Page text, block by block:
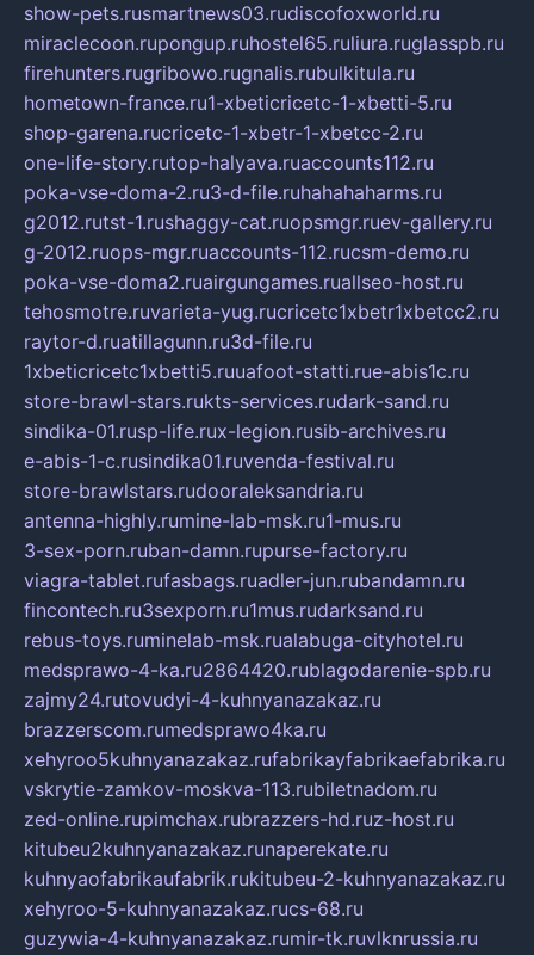
show-pets.rusmartnews03.rudiscofoxworld.ru
miraclecoon.rupongup.ruhostel65.ruliura.ruglasspb.ru
firehunters.rugribowo.rugnalis.rubulkitula.ru
hometown-france.ru1-xbeticricetc-1-xbetti-5.ru
shop-garena.rucricetc-1-xbetr-1-xbetcc-2.ru
one-life-story.rutop-halyava.ruaccounts112.ru
poka-vse-doma-2.ru3-d-file.ruhahahaharms.ru
g2012.rutst-1.rushaggy-cat.ruopsmgr.ruev-gallery.ru
g-2012.ruops-mgr.ruaccounts-112.rucsm-demo.ru
poka-vse-doma2.ruairgungames.ruallseo-host.ru
tehosmotre.ruvarieta-yug.rucricetc1xbetr1xbetcc2.ru
raytor-d.ruatillagunn.ru3d-file.ru
1xbeticricetc1xbetti5.ruuafoot-statti.rue-abis1c.ru
store-brawl-stars.rukts-services.rudark-sand.ru
sindika-01.rusp-life.rux-legion.rusib-archives.ru
e-abis-1-c.rusindika01.ruvenda-festival.ru
store-brawlstars.rudooraleksandria.ru
antenna-highly.rumine-lab-msk.ru1-mus.ru
3-sex-porn.ruban-damn.rupurse-factory.ru
viagra-tablet.rufasbags.ruadler-jun.rubandamn.ru
fincontech.ru3sexporn.ru1mus.rudarksand.ru
rebus-toys.ruminelab-msk.rualabuga-cityhotel.ru
medsprawo-4-ka.ru2864420.rublagodarenie-spb.ru
zajmy24.rutovudyi-4-kuhnyanazakaz.ru
brazzerscom.rumedsprawo4ka.ru
xehyroo5kuhnyanazakaz.rufabrikayfabrikaefabrika.ru
vskrytie-zamkov-moskva-113.rubiletnadom.ru
zed-online.rupimchax.rubrazzers-hd.ruz-host.ru
kitubeu2kuhnyanazakaz.runaperekate.ru
kuhnyaofabrikaufabrik.rukitubeu-2-kuhnyanazakaz.ru
xehyroo-5-kuhnyanazakaz.rucs-68.ru
guzywia-4-kuhnyanazakaz.rumir-tk.ruvlknrussia.ru